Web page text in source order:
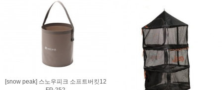
[snow peak] 스노우피크 소프트버킷12